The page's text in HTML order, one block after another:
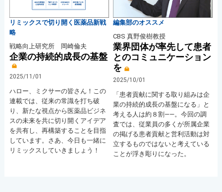
リミックスで切り開く医薬品新戦
略
戦略向上研究所 岡崎倫夫
企業の持続的成長の基盤
2025/11/01
ハロー、ミクサーの皆さん！この
連載では、従来の常識を打ち破
り、新たな視点から医薬品ビジネ
スの未来を共に切り開くアイデア
を共有し、再構築することを目指
しています。さあ、今日も一緒に
リミックスしていきましょう！
編集部のオススメ
CBS 真野俊樹教授
業界団体が率先して患者
とのコミュニケーション
を
2025/10/01
「患者貢献に関する取り組みは企
業の持続的成長の基盤になる」と
考える人は約８割――。今回の調
査では、従業員の多くが所属企業
の掲げる患者貢献と営利活動は対
立するものではないと考えている
ことが浮き彫りになった。